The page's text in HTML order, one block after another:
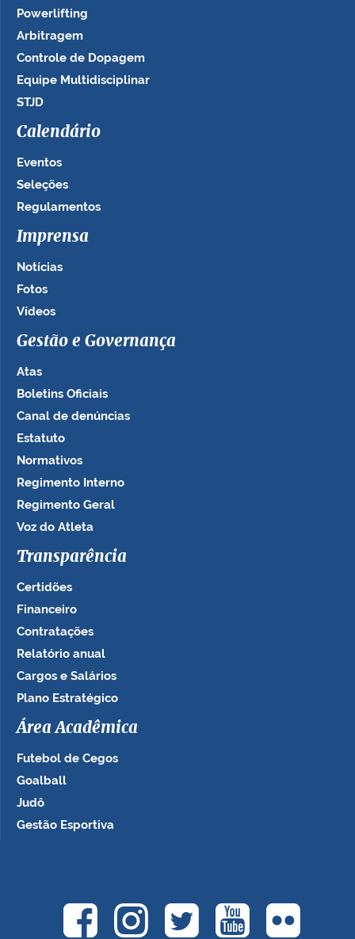
Powerlifting
Arbitragem
Controle de Dopagem
Equipe Multidisciplinar
STJD
Calendário
Eventos
Seleções
Regulamentos
Imprensa
Notícias
Fotos
Vídeos
Gestão e Governança
Atas
Boletins Oficiais
Canal de denúncias
Estatuto
Normativos
Regimento Interno
Regimento Geral
Voz do Atleta
Transparência
Certidões
Financeiro
Contratações
Relatório anual
Cargos e Salários
Plano Estratégico
Área Acadêmica
Futebol de Cegos
Goalball
Judô
Gestão Esportiva